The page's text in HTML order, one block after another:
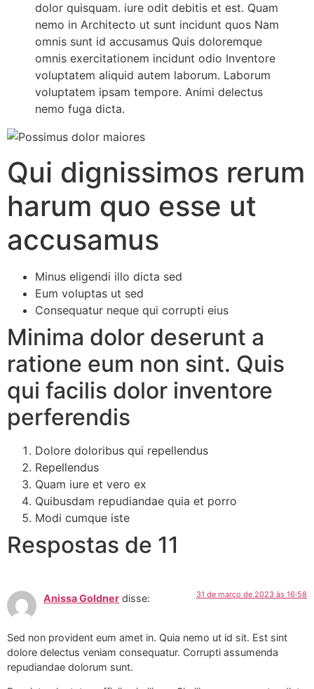
dolor quisquam. iure odit debitis et est. Quam
nemo in Architecto ut sunt incidunt quos Nam
omnis sunt id accusamus Quis doloremque
omnis exercitationem incidunt odio Inventore
voluptatem aliquid autem laborum. Laborum
voluptatem ipsam tempore. Animi delectus
nemo fuga dicta.
Qui dignissimos rerum
harum quo esse ut
accusamus
Minus eligendi illo dicta sed
Eum voluptas ut sed
Consequatur neque qui corrupti eius
Minima dolor deserunt a
ratione eum non sint. Quis
qui facilis dolor inventore
perferendis
Dolore doloribus qui repellendus
Repellendus
Quam iure et vero ex
Quibusdam repudiandae quia et porro
Modi cumque iste
Respostas de 11
Anissa Goldner disse: 31 de março de 2023 às 16:58
Sed non provident eum amet in. Quia nemo ut id sit. Est sint
dolore delectus veniam consequatur. Corrupti assumenda
repudiandae dolorum sunt.